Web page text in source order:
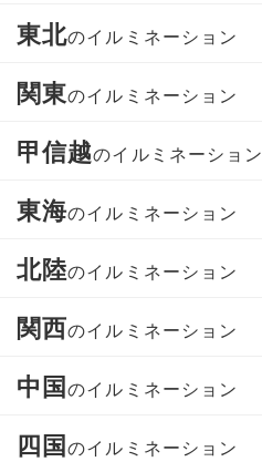
東北のイルミネーション
関東のイルミネーション
甲信越のイルミネーション
東海のイルミネーション
北陸のイルミネーション
関西のイルミネーション
中国のイルミネーション
四国のイルミネーション